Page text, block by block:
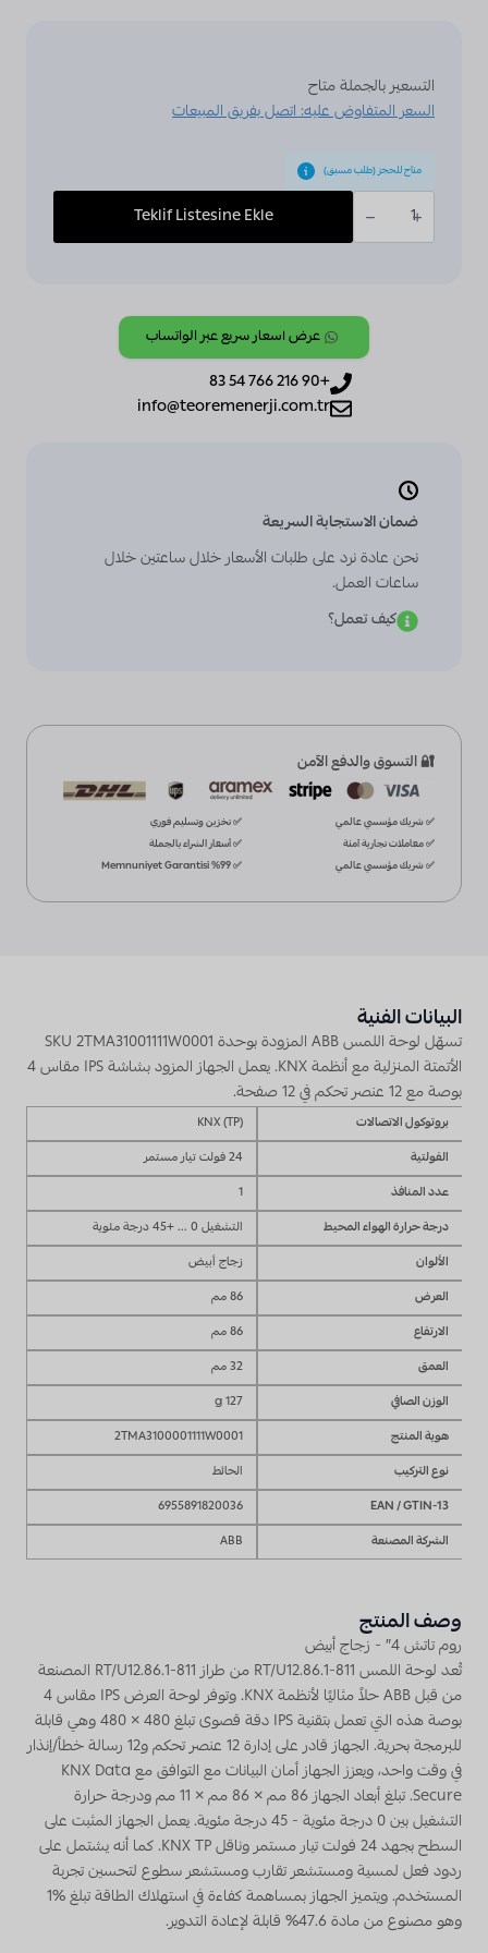
التسعير بالجملة متاح
السعر المتفاوض عليه: اتصل بفريق المبيعات
متاح للحجز (طلب مسبق)
كمية
ABB,
KNX,
[RT/U12.86.1-
Teklif Listesine Ekle
عرض أسعار سريع عبر الواتساب
+90 216 766 54 83
info@teoremenerji.com.tr
ضمان الاستجابة السريعة
نحن عادة نرد على طلبات الأسعار خلال ساعتين خلال
ساعات العمل.
كيف تعمل؟
🔐 التسوق والدفع الآمن
✅ شريك مؤسسي عالمي
✅ تخزين وتسليم فوري
✅ معاملات تجارية آمنة
✅ أسعار الشراء بالجملة
✅ شريك مؤسسي عالمي
✅ %99 Memnuniyet Garantisi
البيانات الفنية
تسهّل لوحة اللمس ABB المزودة بوحدة SKU 2TMA31001111W0001
الأتمتة المنزلية مع أنظمة KNX. يعمل الجهاز المزود بشاشة IPS مقاس 4
بوصة مع 12 عنصر تحكم في 12 صفحة.
بروتوكول الاتصالات
KNX (TP)
الفولتية
24 فولت تيار مستمر
عدد المنافذ
1
درجة حرارة الهواء المحيط
التشغيل 0 ... +45 درجة مئوية
الألوان
زجاج أبيض
العرض
86 مم
الارتفاع
86 مم
العمق
32 مم
الوزن الصافي
127 g
هوية المنتج
2TMA3100001111W0001
نوع التركيب
الحائط
EAN / GTIN-13
6955891820036
الشركة المصنعة
ABB
وصف المنتج
روم تاتش 4″ - زجاج أبيض
تُعد لوحة اللمس RT/U12.86.1-811 من طراز RT/U12.86.1-811 المصنعة
من قبل ABB حلاً مثاليًا لأنظمة KNX. وتوفر لوحة العرض IPS مقاس 4
بوصة هذه التي تعمل بتقنية IPS دقة قصوى تبلغ 480 × 480 وهي قابلة
للبرمجة بحرية. الجهاز قادر على إدارة 12 عنصر تحكم و12 رسالة خطأ/إنذار
في وقت واحد، ويعزز الجهاز أمان البيانات مع التوافق مع KNX Data
Secure. تبلغ أبعاد الجهاز 86 مم × 86 مم × 11 مم ودرجة حرارة
التشغيل بين 0 درجة مئوية - 45 درجة مئوية. يعمل الجهاز المثبت على
السطح بجهد 24 فولت تيار مستمر وناقل KNX TP. كما أنه يشتمل على
ردود فعل لمسية ومستشعر تقارب ومستشعر سطوع لتحسين تجربة
المستخدم. ويتميز الجهاز بمساهمة كفاءة في استهلاك الطاقة تبلغ %1
وهو مصنوع من مادة 47.6% قابلة لإعادة التدوير.